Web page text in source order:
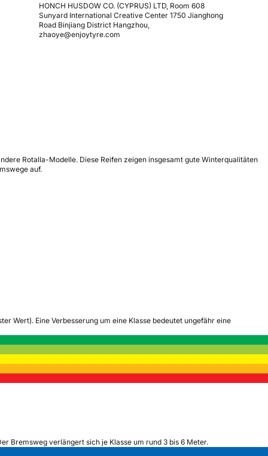
HONCH HUSDOW CO. (CYPRUS) LTD, Room 608
Sunyard International Creative Center 1750 Jianghong
Road Binjiang District Hangzhou,
zhaoye@enjoytyre.com
Rotalla-Modelle. Diese Reifen zeigen insgesamt gute Winterqualitäten
auf.
Wert). Eine Verbesserung um eine Klasse bedeutet ungefähr eine
Bremsweg verlängert sich je Klasse um rund 3 bis 6 Meter.